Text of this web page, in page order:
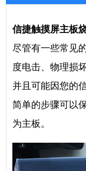
信捷触摸屏主板
尽管有一些常见
度电击、物理损
并且可能因您的
简单的步骤可以
为主板。